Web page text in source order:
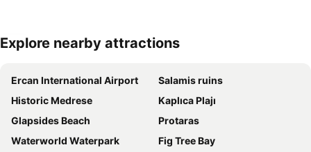
Haritayı genişlet
Explore nearby attractions
Ercan International Airport
Salamis ruins
Historic Medrese
Kaplıca Plajı
Glapsides Beach
Protaras
Waterworld Waterpark
Fig Tree Bay